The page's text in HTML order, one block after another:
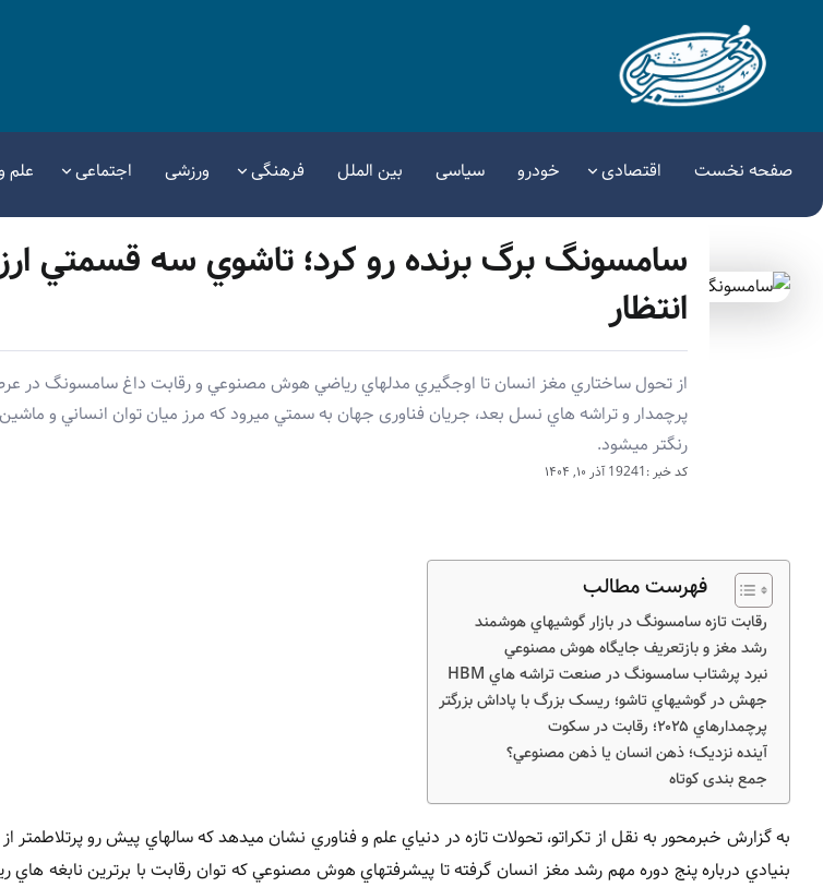
صفحه نخست اقتصادی خودرو سیاسی بین الملل فرهنگی ورزشی اجتماعی علم
سامسونگ برگ برنده رو کرد؛ تاشوي سه قسمتي
انتظار
از تحول ساختاري مغز انسان تا اوجگيري مدلهاي رياضي هوش مصنوعي و رقابت داغ سامسونگ در
پرچمدار و تراشه هاي نسل بعد، جريان فناوری جهان به سمتي ميرود که مرز ميان توان انساني و
رنگتر ميشود.
کد خبر :19241 آذر ۱۰, ۱۴۰۴
فهرست مطالب
رقابت تازه سامسونگ در بازار گوشيهاي هوشمند
رشد مغز و بازتعريف جايگاه هوش مصنوعي
نبرد پرشتاب سامسونگ در صنعت تراشه هاي HBM
جهش در گوشيهاي تاشو؛ ريسک بزرگ با پاداش بزرگتر
پرچمدارهاي ۲۰۲۵؛ رقابت در سکوت
آينده نزديک؛ ذهن انسان يا ذهن مصنوعي؟
جمع بندی کوتاه
به گزارش خبرمحور به نقل از تکراتو، تحولات تازه در دنياي علم و فناوري نشان ميدهد که سالهاي پيش رو پرتلاطمتر
بنيادي درباره پنج دوره مهم رشد مغز انسان گرفته تا پيشرفتهاي هوش مصنوعي که توان رقابت با برترين نابغه هاي